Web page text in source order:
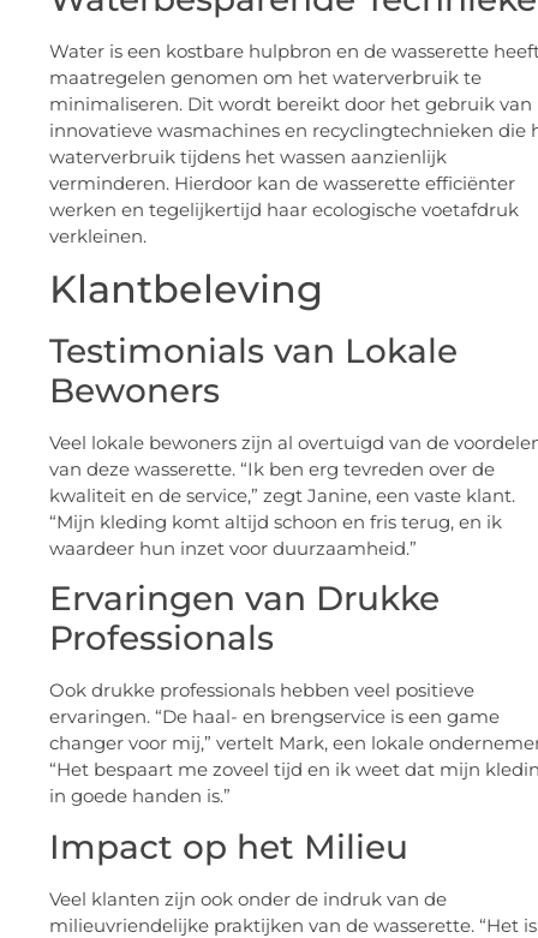
Water is een kostbare hulpbron en de wasserette
maatregelen genomen om het waterverbruik te
minimaliseren. Dit wordt bereikt door het gebruik van
innovatieve wasmachines en recyclingtechnieken die
waterverbruik tijdens het wassen aanzienlijk
verminderen. Hierdoor kan de wasserette efficiënter
werken en tegelijkertijd haar ecologische voetafdruk
verkleinen.
Klantbeleving
Testimonials van Lokale
Bewoners
Veel lokale bewoners zijn al overtuigd van de
van deze wasserette. “Ik ben erg tevreden over de
kwaliteit en de service,” zegt Janine, een vaste klant.
“Mijn kleding komt altijd schoon en fris terug, en ik
waardeer hun inzet voor duurzaamheid.”
Ervaringen van Drukke
Professionals
Ook drukke professionals hebben veel positieve
ervaringen. “De haal- en brengservice is een game
changer voor mij,” vertelt Mark, een lokale
“Het bespaart me zoveel tijd en ik weet dat mijn
in goede handen is.”
Impact op het Milieu
Veel klanten zijn ook onder de indruk van de
milieuvriendelijke praktijken van de wasserette. “Het is